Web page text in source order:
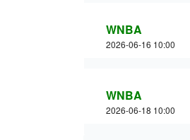
WNBA
2026-06-16 10:00
WNBA
2026-06-18 10:00